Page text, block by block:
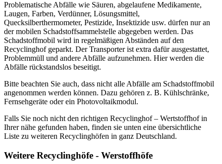
Problematische Abfälle wie Säuren, abgelaufene Medikamente,
Laugen, Farben, Verdünner, Lösungsmittel,
Quecksilberthermometer, Pestizide, Insektizide usw. dürfen nur an
der mobilen Schadstoffsammelstelle abgegeben werden. Das
Schadstoffmobil wird in regelmäßigen Abständen auf den
Recyclinghof geparkt. Der Transporter ist extra dafür ausgestattet,
Problemmüll und andere Abfälle aufzunehmen. Hier werden die
Abfälle rückstandslos beseitigt.
Bitte beachten Sie auch, dass nicht alle Abfälle am Schadstoffmobil
angenommen werden können. Dazu gehören z. B. Kühlschränke,
Fernsehgeräte oder ein Photovoltaikmodul.
Falls Sie noch nicht den richtigen Recyclinghof – Wertstoffhof in
Ihrer nähe gefunden haben, finden sie unten eine übersichtliche
Liste zu weiteren Recyclinghöfen in ganz Deutschland.
Weitere Recyclinghöfe - Werstoffhöfe